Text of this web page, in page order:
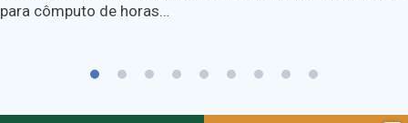
para cômputo de horas…